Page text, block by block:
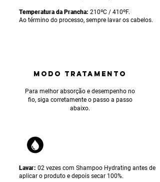
Temperatura da Prancha: 210ºC / 410ºF.
Ao término do processo, sempre lavar os cabelos.
MODO TRATAMENTO
Para melhor absorção e desempenho no
fio, siga corretamente o passo a passo
abaixo.
Lavar: 02 vezes com Shampoo Hydrating antes de
aplicar o produto e depois secar 100%.